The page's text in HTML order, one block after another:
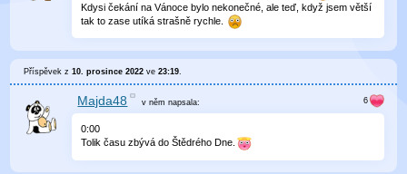
Kdysi čekání na Vánoce bylo nekonečné, ale teď, když jsem větší
tak to zase utíká strašně rychle.
Příspěvek z10. prosince 2022 ve23:19
Majda48 v němnapsala:
0:00
Tolik času zbývá do Štědrého Dne.